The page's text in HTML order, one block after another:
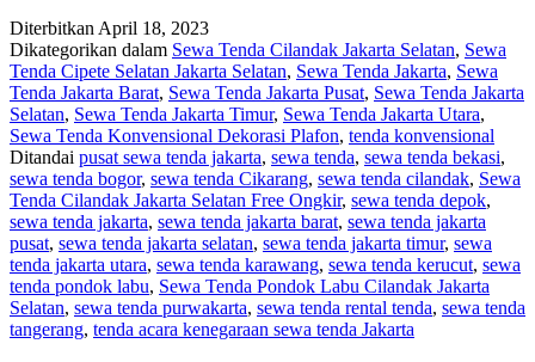
DiterbitkanApril 18, 2023
Dikategorikan dalam Sewa Tenda Cilandak Jakarta Selatan, Sewa
Tenda Cipete Selatan Jakarta Selatan, Sewa Tenda Jakarta, Sewa
Tenda Jakarta Barat, Sewa Tenda Jakarta Pusat, Sewa Tenda Jakarta
Selatan, Sewa Tenda Jakarta Timur, Sewa Tenda Jakarta Utara,
Sewa Tenda Konvensional Dekorasi Plafon, tenda konvensional
Ditandai pusat sewa tenda jakarta, sewa tenda, sewa tenda bekasi,
sewa tenda bogor, sewa tenda Cikarang, sewa tenda cilandak, Sewa
Tenda Cilandak Jakarta Selatan Free Ongkir, sewa tenda depok,
sewa tenda jakarta, sewa tenda jakarta barat, sewa tenda jakarta
pusat, sewa tenda jakarta selatan, sewa tenda jakarta timur, sewa
tenda jakarta utara, sewa tenda karawang, sewa tenda kerucut, sewa
tenda pondok labu, Sewa Tenda Pondok Labu Cilandak Jakarta
Selatan, sewa tenda purwakarta, sewa tenda rental tenda, sewa tenda
tangerang, tenda acara kenegaraan sewa tenda Jakarta